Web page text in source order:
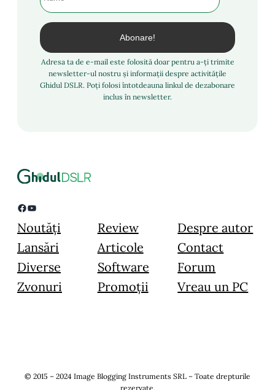
Adresa ta de e-mail este folosită doar pentru a-ți trimite
newsletter-ul nostru și informații despre activitățile
Ghidul DSLR. Poți folosi întotdeauna linkul de dezabonare
inclus în newsletter.
Facebook YouTube
Noutăți
Lansări
Diverse
Zvonuri
Review
Articole
Software
Promoții
Despre autor
Contact
Forum
Vreau un PC
© 2015 – 2024 Image Blogging Instruments SRL – Toate drepturile
rezervate.